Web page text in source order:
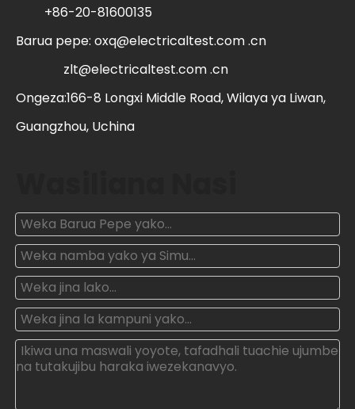
+86-20-81600135
Barua pepe: oxq@electricaltest.com .cn
zlt@electricaltest.com .cn
Ongeza:166-8 Longxi Middle Road, Wilaya ya Liwan,
Guangzhou, Uchina